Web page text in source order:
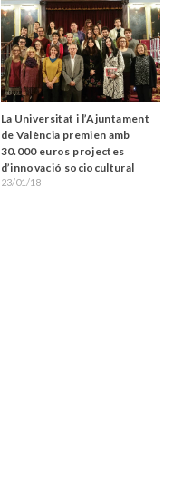
La Universitat i l’Ajuntament
de València premien amb
30.000 euros projectes
d’innovació sociocultural
23/01/18